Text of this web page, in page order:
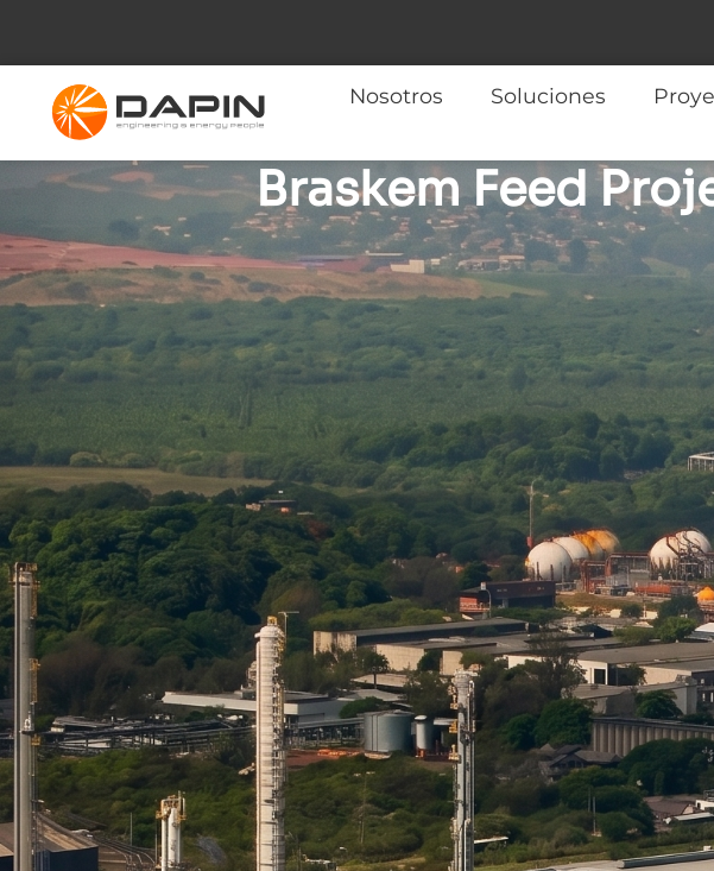
Nosotros Soluciones
Braskem Feed